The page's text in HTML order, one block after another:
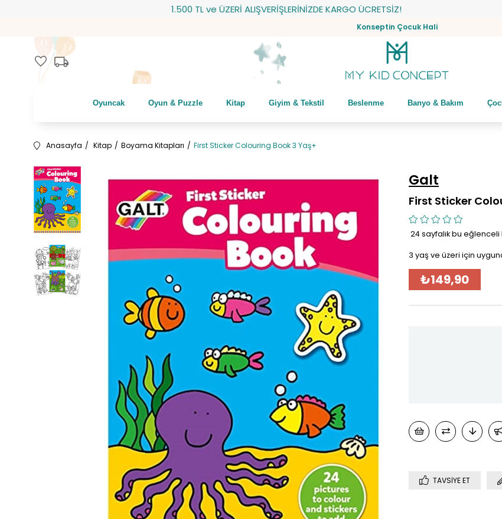
1.500 TL ve ÜZERİ ALIŞVERİŞLERİNİZDE KARGO ÜCRETSİZ!
Konseptin Çocuk Hali
favorite local_shipping
Oyuncak Oyun & Puzzle Kitap Giyim & Tekstil Beslenme Banyo & Bakım
Anasayfa Kitap Boyama Kitapları First Sticker Colouring Book 3 Yaş+
Galt
First Sticker
24 sayfalık bu
3 yaş ve üzeri için
₺149,90
TAVSIYE ET